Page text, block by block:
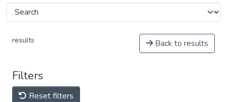
results Back to results
Filters
Reset filters